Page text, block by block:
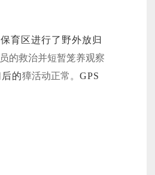
育区进行了野外放归
的救治并短暂笼养观察
的獐活动正常。 GPS